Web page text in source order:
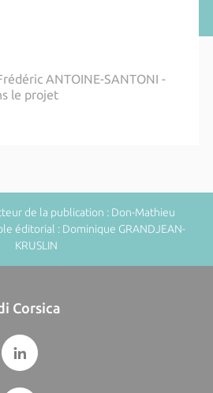
ANTOINE-SANTONI -
le projet
de la publication : Don-Mathieu
éditorial : Dominique GRANDJEAN-
KRUSLIN
Corsica